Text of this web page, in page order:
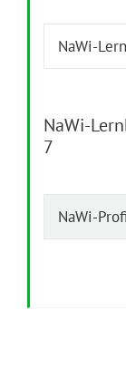
NaWi-
NaWi-
7
NaWi-